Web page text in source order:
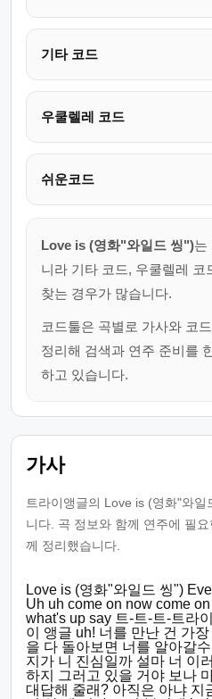
기타 코드
우쿨렐레 코드
쉬운코드
Love is (영화"와일드 씽")는
니라 기타 코드, 우쿨렐레 코
찾는 경우가 많습니다.
코드툴은 곡별로 가사와 코
정리해 검색과 연주 준비를
하고 있습니다.
가사
트라이앵글의 Love is (영화"와
니다. 곡 정보와 함께 연주에 필
께 정리했습니다.
Love is (영화"와일드 씽")
Uh uh come on now come
what's up say 트-트-트-트라
이 앵글 uh! 너를 만난 건 가
을 다 돌아보면 너를 알아갈
지가 니 진심일까 설마 너 이
하지 그러고 있을 거야 보나
대답해 줄래? 아직은 아냐 지